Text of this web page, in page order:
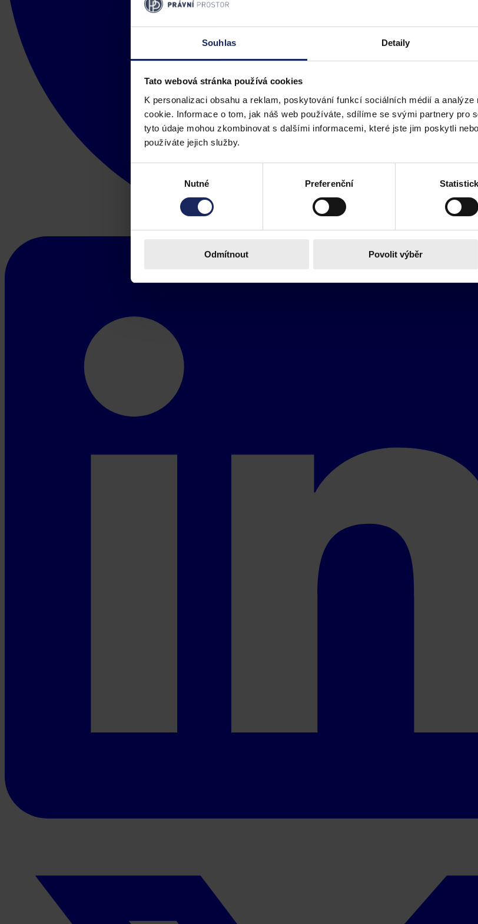
Souhlas Detaily
Tato webová stránka používá cookies
K personalizaci obsahu a reklam, poskytování funkcí sociálních médií a
cookie. Informace o tom, jak náš web používáte, sdílíme se svými partnery pro
tyto údaje mohou zkombinovat s dalšími informacemi, které jste jim poskytli
používáte jejich služby.
souhlasu
Nutné Preferenční
Odmítnout Povolit výběr